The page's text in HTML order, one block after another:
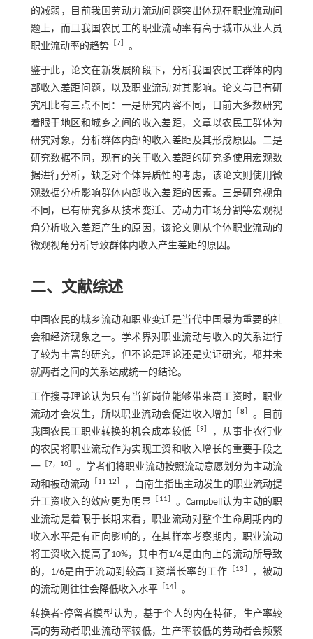
的减弱，目前我国劳动力流动问题突出体现在职业流动问
题上，而且我国农民工的职业流动率有高于城市从业人员
职业流动率的趋势［ 7］ 。
鉴于此，论文在新发展阶段下，分析我国农民工群体的内
部收入差距问题，以及职业流动对其影响。论文与已有研
究相比有三点不同：一是研究内容不同，目前大多数研究
着眼于地区和城乡之间的收入差距，文章以农民工群体为
研究对象，分析群体内部的收入差距及其形成原因。二是
研究数据不同，现有的关于收入差距的研究多使用宏观数
据进行分析，缺乏对个体异质性的考虑，该论文则使用微
观数据分析影响群体内部收入差距的因素。三是研究视角
不同，已有研究多从技术变迁、劳动力市场分割等宏观视
角分析收入差距产生的原因，该论文则从个体职业流动的
微观视角分析导致群体内收入产生差距的原因。
二、文献综述
中国农民的城乡流动和职业变迁是当代中国最为重要的社
会和经济现象之一。学术界对职业流动与收入的关系进行
了较为丰富的研究，但不论是理论还是实证研究，都并未
就两者之间的关系达成统一的结论。
工作搜寻理论认为只有当新岗位能够带来高工资时，职业
流动才会发生，所以职业流动会促进收入增加
8
。目前
我国农民工职业转换的机会成本较低
9］
，从事非农行业
的农民将职业流动作为实现工资和收入增长的重要手段之
一［ 7， 10］ 。学者们将职业流动按照流动意愿划分为主动流
动和被动流动
11⁃12
，白南生指出主动发生的职业流动提
升工资收入的效应更为明显
11
。Campbell认为主动的职
业流动是着眼于长期来看，职业流动对整个生命周期内的
收入水平是有正向影响的，在其样本考察期内，职业流动
将工资收入提高了10%，其中有1/4是由向上的流动所导致
的，1/6是由于流动到较高工资增长率的工作
13
，被动
的流动则往往会降低收入水平
14］ 。
转换者-停留者模型认为，基于个人的内在特征，生产率较
高的劳动者职业流动率较低，生产率较低的劳动者会频繁